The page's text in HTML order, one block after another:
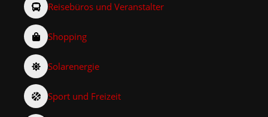
Reisebüros und Veranstalter
Shopping
Solarenergie
Sport und Freizeit